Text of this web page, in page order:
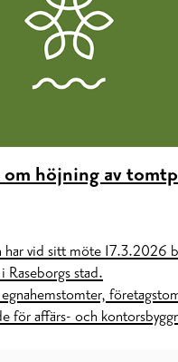
höjning av
har vid sitt möte 17.3.2026
Raseborgs stad.
för affärs- och